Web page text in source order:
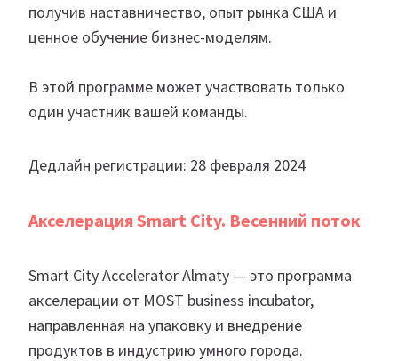
получив наставничество, опыт рынка США и
ценное обучение бизнес-моделям.
В этой программе может участвовать только
один участник вашей команды.
Дедлайн регистрации: 28 февраля 2024
Акселерация Smart City. Весенний поток
Smart City Accelerator Almaty — это программа
акселерации от MOST business incubator,
направленная на упаковку и внедрение
продуктов в индустрию умного города.